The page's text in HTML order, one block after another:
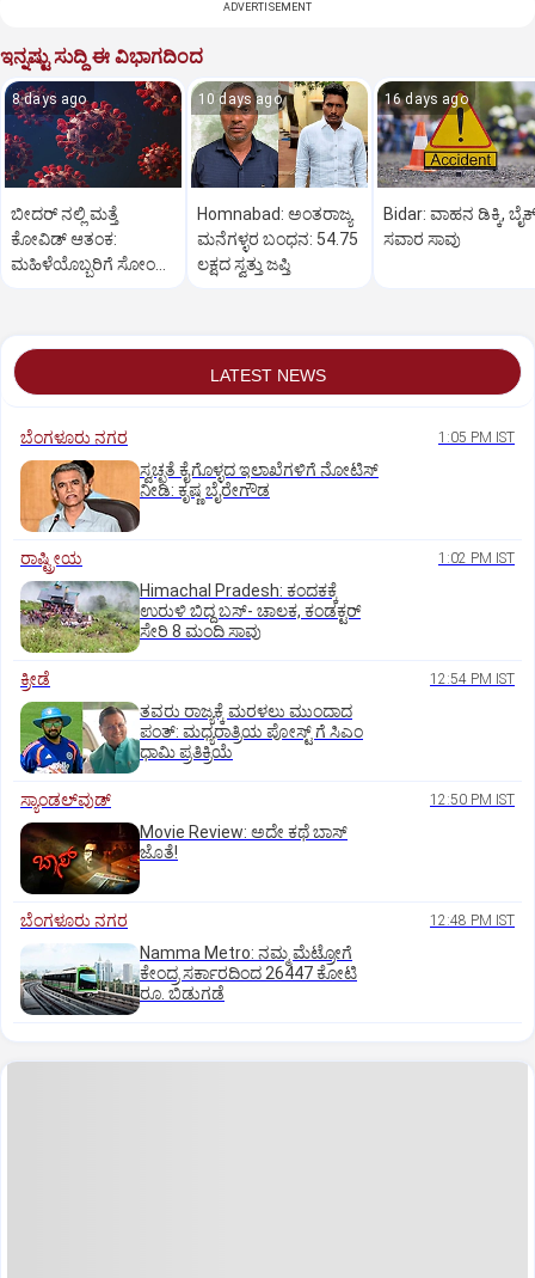
ADVERTISEMENT
ಇನ್ನಷ್ಟು ಸುದ್ದಿ ಈ ವಿಭಾಗದಿಂದ
8 days ago
ಬೀದರ್ ನಲ್ಲಿ ಮತ್ತೆ
ಕೋವಿಡ್‌ ಆತಂಕ:
ಮಹಿಳೆಯೊಬ್ಬರಿಗೆ ಸೋಂಕು
10 days ago
Homnabad: ಅಂತರಾಜ್ಯ
ಮನೆಗಳ್ಳರ ಬಂಧನ: 54.75
ಲಕ್ಷದ ಸ್ವತ್ತು ಜಪ್ತಿ
16 days ago
Bidar: ವಾಹನ ಡಿಕ್ಕಿ,
ಸವಾರ ಸಾವು
LATEST NEWS
ಬೆಂಗಳೂರು ನಗರ 1:05 PM IST
ಸ್ವಚ್ಛತೆ ಕೈಗೊಳ್ಳದ ಇಲಾಖೆಗಳಿಗೆ ನೋಟಿಸ್‌
ನೀಡಿ: ಕೃಷ್ಣ ಬೈರೇಗೌಡ
ರಾಷ್ಟ್ರೀಯ 1:02 PM IST
Himachal Pradesh: ಕಂದಕಕ್ಕೆ
ಉರುಳಿ ಬಿದ್ದ ಬಸ್-‌ ಚಾಲಕ, ಕಂಡಕ್ಟರ್‌
ಸೇರಿ 8 ಮಂದಿ ಸಾವು
ಕ್ರೀಡೆ 12:54 PM IST
ತವರು ರಾಜ್ಯಕ್ಕೆ ಮರಳಲು ಮುಂದಾದ
ಪಂತ್:‌ ಮಧ್ಯರಾತ್ರಿಯ ಪೋಸ್ಟ್‌ ಗೆ ಸಿಎಂ
ಧಾಮಿ ಪ್ರತಿಕ್ರಿಯೆ
ಸ್ಯಾಂಡಲ್‌ವುಡ್‌ 12:50 PM IST
Movie Review: ಅದೇ ಕಥೆ ಬಾಸ್‌
ಜೊತೆ!
ಬೆಂಗಳೂರು ನಗರ 12:48 PM IST
Namma Metro: ನಮ್ಮ ಮೆಟ್ರೋಗೆ
ಕೇಂದ್ರ ಸರ್ಕಾರದಿಂದ 26447 ಕೋಟಿ
ರೂ. ಬಿಡುಗಡೆ